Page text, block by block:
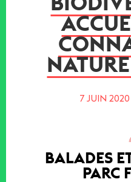
7 JUIN 2020
BALADES
PARC